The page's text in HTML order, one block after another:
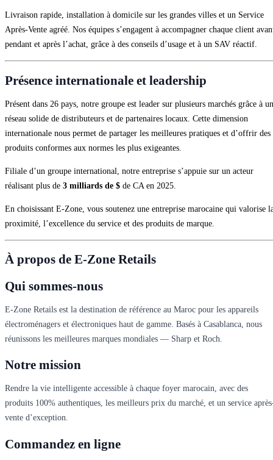
Livraison rapide, installation à domicile sur les grandes villes et un Service
Après‑Vente agréé. Nos équipes s’engagent à accompagner chaque client
pendant et après l’achat, grâce à des conseils d’usage et à un SAV réactif.
Présence internationale et leadership
Présent dans 26 pays, notre groupe est leader sur plusieurs marchés grâce à un
réseau solide de distributeurs et de partenaires locaux. Cette dimension
internationale nous permet de partager les meilleures pratiques et d’offrir des
produits conformes aux normes les plus exigeantes.
Filiale d’un groupe international, notre entreprise s’appuie sur un acteur
réalisant plus de 3 milliards de $ de CA en 2025.
En choisissant E‑Zone, vous soutenez une entreprise marocaine qui valorise
proximité, l’excellence du service et des produits de marque.
À propos de E-Zone Retails
Qui sommes-nous
E-Zone Retails est la destination de référence au Maroc pour les appareils
électroménagers et électroniques haut de gamme. Basés à Casablanca, nous
réunissons les meilleures marques mondiales — Sharp et Roch.
Notre mission
Rendre la vie intelligente accessible à chaque foyer marocain, avec des
produits 100% authentiques, les meilleurs prix du marché, et un service
vente d’exception.
Commandez en ligne